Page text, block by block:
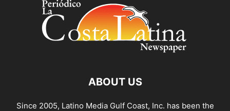
ABOUT US
Since 2005, Latino Media Gulf Coast, Inc. has been the